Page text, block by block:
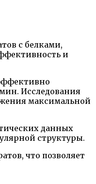
с белками,
и
Исследования
максимальной
данных
структуры.
что позволяет